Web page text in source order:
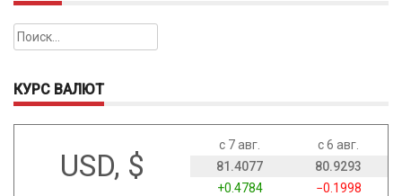
Найти:
КУРС ВАЛЮТ
USD, $
с 7 авг.
с 6 авг.
81.4077
80.9293
+0.4784
−0.1998